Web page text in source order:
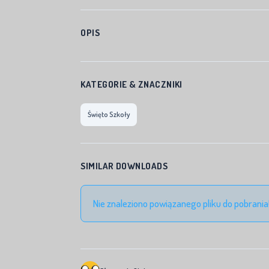
OPIS
KATEGORIE & ZNACZNIKI
Święto Szkoły
SIMILAR DOWNLOADS
Nie znaleziono powiązanego pliku do